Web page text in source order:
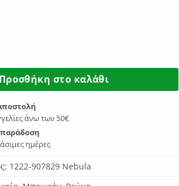
Μπουφάν Nebula 1222-907829 ποσότητα
Προσθήκη στο καλάθι
άνω των 50€
ημέρες
1222-907829 Nebula